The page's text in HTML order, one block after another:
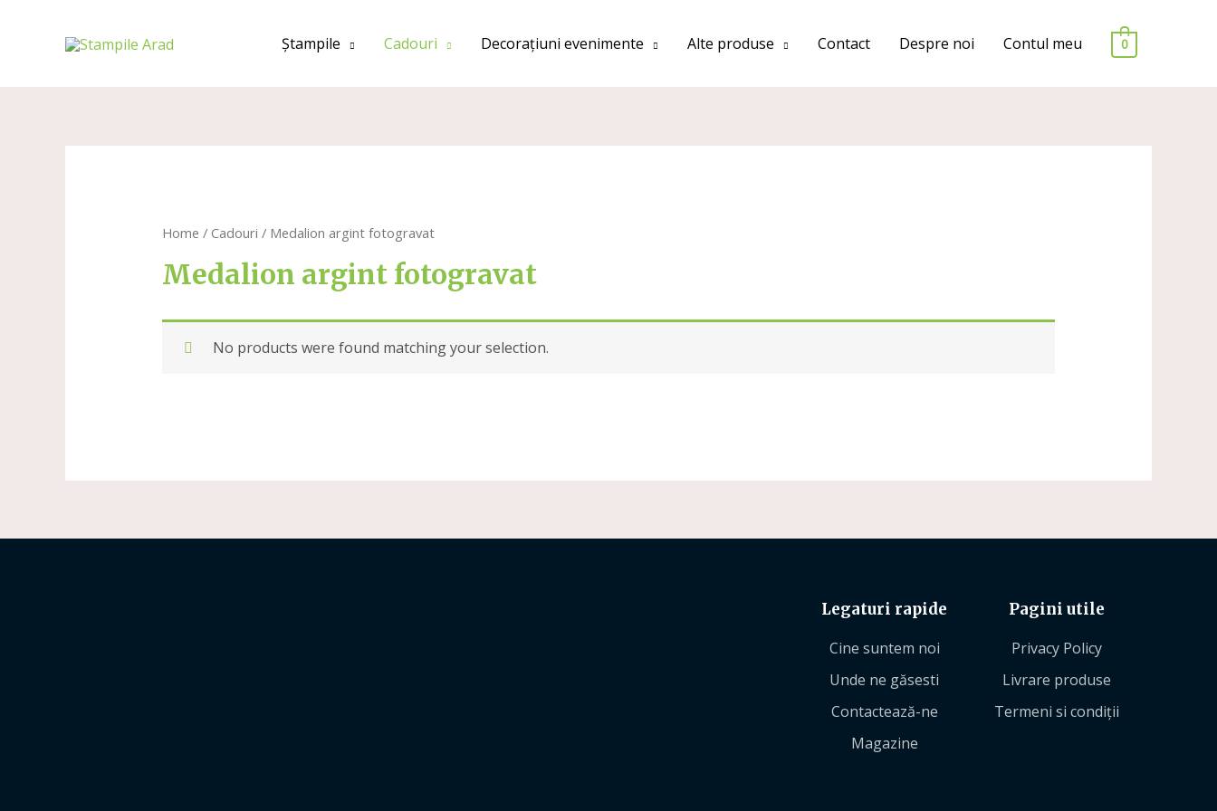
Ștampile Cadouri Decorațiuni evenimente Alte produse Contact Despre noi Contul meu 0
Home / Cadouri / Medalion argint fotogravat
Medalion argint fotogravat
No products were found matching your selection.
Legaturi rapide
Cine suntem noi
Unde ne găsesti
Contactează-ne
Magazine
Pagini utile
Privacy Policy
Livrare produse
Termeni si condiții